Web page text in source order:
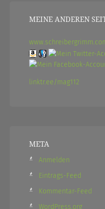
MEINE ANDEREN
linktr.ee/mag112
META
Anmelden
Eintrags-Feed
Kommentar-Feed
WordPress.org